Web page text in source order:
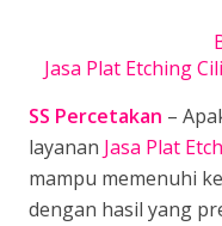
Jasa Plat Etching
SS Percetakan –
layanan Jasa Plat
mampu memenuhi
dengan hasil yang